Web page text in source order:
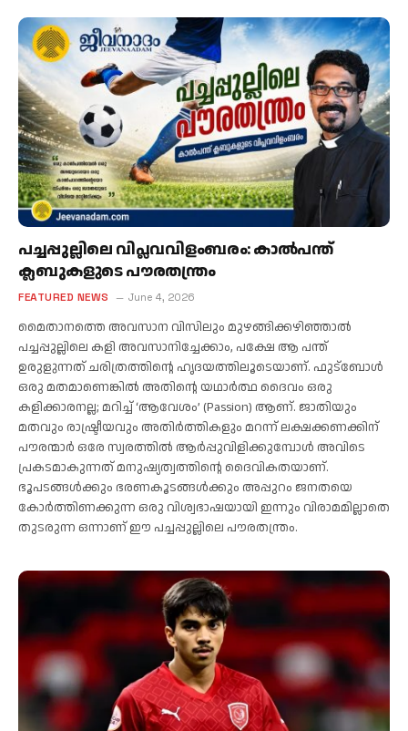
പച്ചപ്പുല്ലിലെ വിപ്ലവവിളംബരം: കാല്‍പന്ത്
ക്ലബുകളുടെ പൗരതന്ത്രം
FEATURED NEWS June 4, 2026
മൈതാനത്തെ അവസാന വിസിലും മുഴങ്ങിക്കഴിഞ്ഞാല്‍
പച്ചപ്പുല്ലിലെ കളി അവസാനിച്ചേക്കാം, പക്ഷേ ആ പന്ത്
ഉരുളുന്നത് ചരിത്രത്തിന്റെ ഹൃദയത്തിലൂടെയാണ്. ഫുട്ബോള്‍
ഒരു മതമാണെങ്കില്‍ അതിന്റെ യഥാര്‍ത്ഥ ദൈവം ഒരു
കളിക്കാരനല്ല; മറിച്ച് ‘ആവേശം’ (Passion) ആണ്. ജാതിയും
മതവും രാഷ്ട്രീയവും അതിര്‍ത്തികളും മറന്ന് ലക്ഷക്കണക്കിന്
പൗരന്മാര്‍ ഒരേ സ്വരത്തില്‍ ആര്‍പ്പുവിളിക്കുമ്പോള്‍ അവിടെ
പ്രകടമാകുന്നത് മനുഷ്യത്വത്തിന്റെ ദൈവികതയാണ്.
ഭൂപടങ്ങള്‍ക്കും ഭരണകൂടങ്ങള്‍ക്കും അപ്പുറം ജനതയെ
കോര്‍ത്തിണക്കുന്ന ഒരു വിശ്വഭാഷയായി ഇന്നും വിരാമമില്ലാതെ
തുടരുന്ന ഒന്നാണ് ഈ പച്ചപ്പുല്ലിലെ പൗരതന്ത്രം.